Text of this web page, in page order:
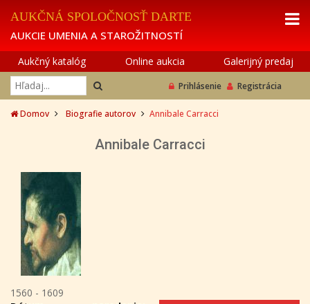
AUKČNÁ SPOLOČNOSŤ DARTE
AUKCIE UMENIA A STAROŽITNOSTÍ
Aukčný katalóg Online aukcia Galerijný predaj
Prihlásenie Registrácia
Domov Biografie autorov Annibale Carracci
Annibale Carracci
1560 - 1609